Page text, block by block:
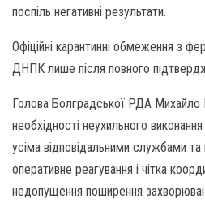
поспіль негативні результати.
Офіційні карантинні обмеження з
ДНПК лише після повного
Голова Болградської РДА
необхідності неухильного
усіма відповідальними службами
оперативне реагування і чітка
недопущення поширення